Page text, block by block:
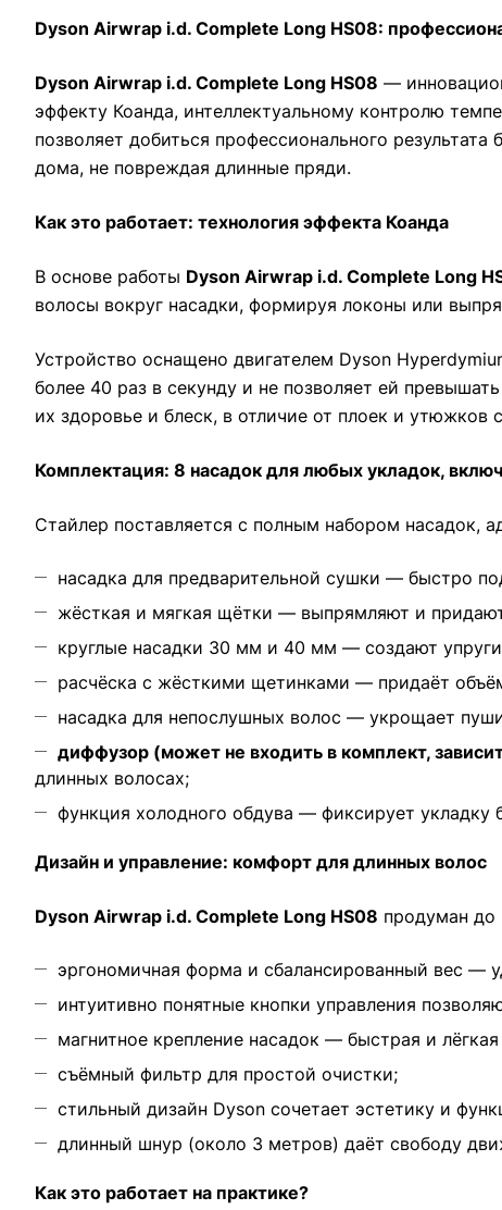
Dyson Airwrap i.d. Complete Long HS08:
Dyson Airwrap i.d. Complete Long HS08 —
эффекту Коанда, интеллектуальному контролю
позволяет добиться профессионального
дома, не повреждая длинные пряди.
Как это работает: технология эффекта Коанда
В основе работы Dyson Airwrap i.d. Complete Long
волосы вокруг насадки, формируя локоны или
Устройство оснащено двигателем Dyson
более 40 раз в секунду и не позволяет ей
их здоровье и блеск, в отличие от плоек и утюжков
Комплектация: 8 насадок для любых укладок,
Стайлер поставляется с полным набором насадок,
насадка для предварительной сушки — быстро
жёсткая и мягкая щётки — выпрямляют и
круглые насадки 30 мм и 40 мм — создают
расчёска с жёсткими щетинками — придаёт
насадка для непослушных волос — укрощает
диффузор (может не входить в комплект,
длинных волосах;
функция холодного обдува — фиксирует укладку
Дизайн и управление: комфорт для длинных волос
Dyson Airwrap i.d. Complete Long HS08 продуман до
эргономичная форма и сбалансированный вес —
интуитивно понятные кнопки управления
магнитное крепление насадок — быстрая и
съёмный фильтр для простой очистки;
стильный дизайн Dyson сочетает эстетику и
длинный шнур (около 3 метров) даёт свободу
Как это работает на практике?